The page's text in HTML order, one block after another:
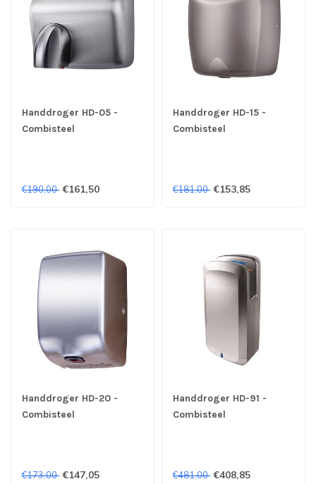
Handdroger HD-05 -
Combisteel
€190,00 €161,50
Handdroger HD-15 -
Combisteel
€181,00 €153,85
Handdroger HD-20 -
Combisteel
€173,00 €147,05
Handdroger HD-91 -
Combisteel
€481,00 €408,85